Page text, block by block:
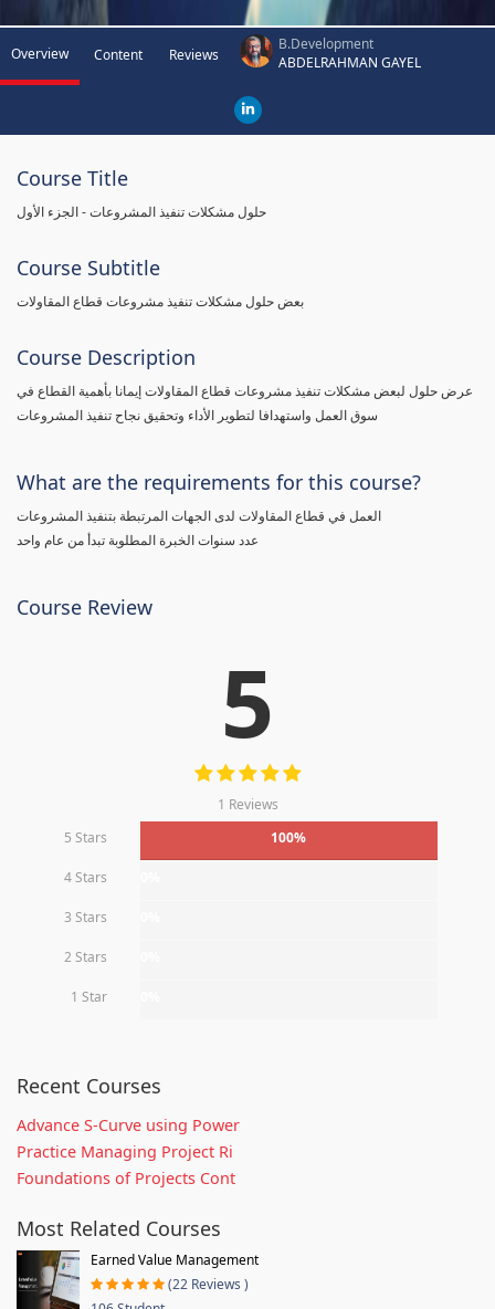
Overview Content Reviews
B.Development
ABDELRAHMAN GAYEL
Course Title
حلول مشكلات تنفيذ المشروعات - الجزء الأول
Course Subtitle
بعض حلول مشكلات تنفيذ مشروعات قطاع المقاولات
Course Description
عرض حلول لبعض مشكلات تنفيذ مشروعات قطاع المقاولات إيمانا بأهمية القطاع في
سوق العمل واستهدافا لتطوير الأداء وتحقيق نجاح تنفيذ المشروعات
What are the requirements for this course?
عدد سنوات الخبرة المطلوبة تبدأ من عام واحد
Course Review
5
1 Reviews
5 Stars
100%
4 Stars
3 Stars
2 Stars
1 Star
Recent Courses
Advance S-Curve using Power
Practice Managing Project Ri
Foundations of Projects Cont
Most Related Courses
Earned Value Management
(22 Reviews )